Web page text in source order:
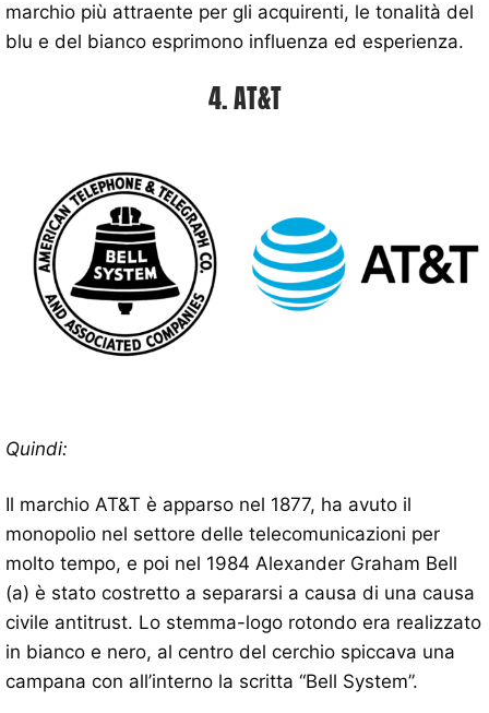
marchio più attraente per gli acquirenti, le tonalità del
blu e del bianco esprimono influenza ed esperienza.
4. AT&T
Quindi:
Il marchio AT&T è apparso nel 1877, ha avuto il
monopolio nel settore delle telecomunicazioni per
molto tempo, e poi nel 1984 Alexander Graham Bell
(a) è stato costretto a separarsi a causa di una causa
civile antitrust. Lo stemma-logo rotondo era realizzato
in bianco e nero, al centro del cerchio spiccava una
campana con all’interno la scritta “Bell System”.